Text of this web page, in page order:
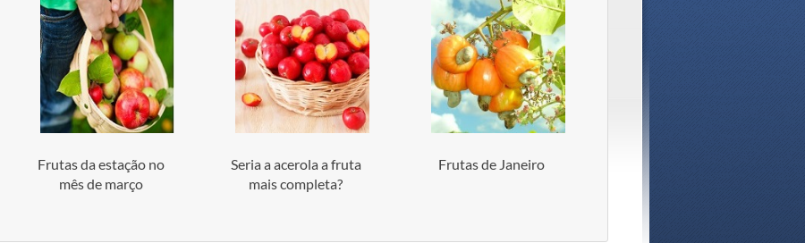
Frutas da estação no
mês de março
Seria a acerola a fruta
mais completa?
Frutas de Janeiro